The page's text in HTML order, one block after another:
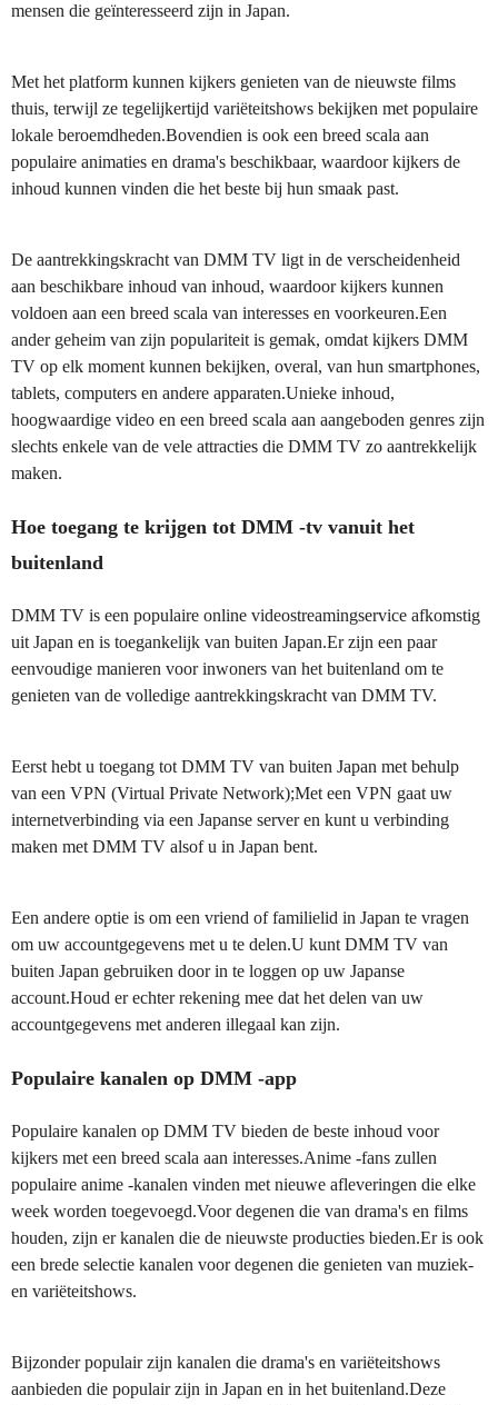
mensen die geïnteresseerd zijn in Japan.
Met het platform kunnen kijkers genieten van de nieuwste films
thuis, terwijl ze tegelijkertijd variëteitshows bekijken met populaire
lokale beroemdheden.Bovendien is ook een breed scala aan
populaire animaties en drama's beschikbaar, waardoor kijkers de
inhoud kunnen vinden die het beste bij hun smaak past.
De aantrekkingskracht van DMM TV ligt in de verscheidenheid
aan beschikbare inhoud van inhoud, waardoor kijkers kunnen
voldoen aan een breed scala van interesses en voorkeuren.Een
ander geheim van zijn populariteit is gemak, omdat kijkers DMM
TV op elk moment kunnen bekijken, overal, van hun smartphones,
tablets, computers en andere apparaten.Unieke inhoud,
hoogwaardige video en een breed scala aan aangeboden genres zijn
slechts enkele van de vele attracties die DMM TV zo aantrekkelijk
maken.
Hoe toegang te krijgen tot DMM -tv vanuit het
buitenland
DMM TV is een populaire online videostreamingservice afkomstig
uit Japan en is toegankelijk van buiten Japan.Er zijn een paar
eenvoudige manieren voor inwoners van het buitenland om te
genieten van de volledige aantrekkingskracht van DMM TV.
Eerst hebt u toegang tot DMM TV van buiten Japan met behulp
van een VPN (Virtual Private Network);Met een VPN gaat uw
internetverbinding via een Japanse server en kunt u verbinding
maken met DMM TV alsof u in Japan bent.
Een andere optie is om een vriend of familielid in Japan te vragen
om uw accountgegevens met u te delen.U kunt DMM TV van
buiten Japan gebruiken door in te loggen op uw Japanse
account.Houd er echter rekening mee dat het delen van uw
accountgegevens met anderen illegaal kan zijn.
Populaire kanalen op DMM -app
Populaire kanalen op DMM TV bieden de beste inhoud voor
kijkers met een breed scala aan interesses.Anime -fans zullen
populaire anime -kanalen vinden met nieuwe afleveringen die elke
week worden toegevoegd.Voor degenen die van drama's en films
houden, zijn er kanalen die de nieuwste producties bieden.Er is ook
een brede selectie kanalen voor degenen die genieten van muziek-
en variëteitshows.
Bijzonder populair zijn kanalen die drama's en variëteitshows
aanbieden die populair zijn in Japan en in het buitenland.Deze